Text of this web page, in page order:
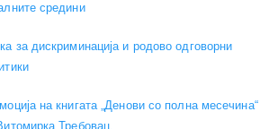
средини
за дискриминација и родово одговорни
на книгата „Денови со полна месечина“
Требовац.